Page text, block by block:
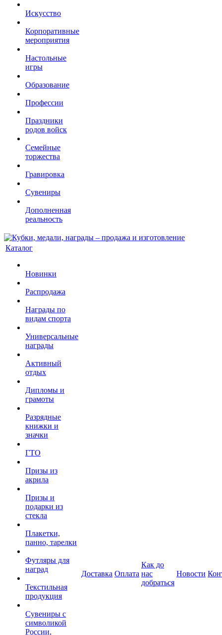
Искусство
Корпоративные
мероприятия
Настольные
игры
Образование
Профессии
Праздники
родов войск
Семейные
торжества
Гравировка
Сувениры
Дополненная
реальность
Каталог
Новинки
Распродажа
Награды по
видам спорта
Универсальные
награды
Активный
отдых
Дипломы и
грамоты
Разрядные
книжки и
значки
ГТО
Призы из
акрила
Призы и
подарки из
стекла
Плакетки,
панно, тарелки
Футляры для
наград
Текстильная
продукция
Сувениры с
символикой
России,
Доставка Оплата
Как до
нас
добраться
Новости